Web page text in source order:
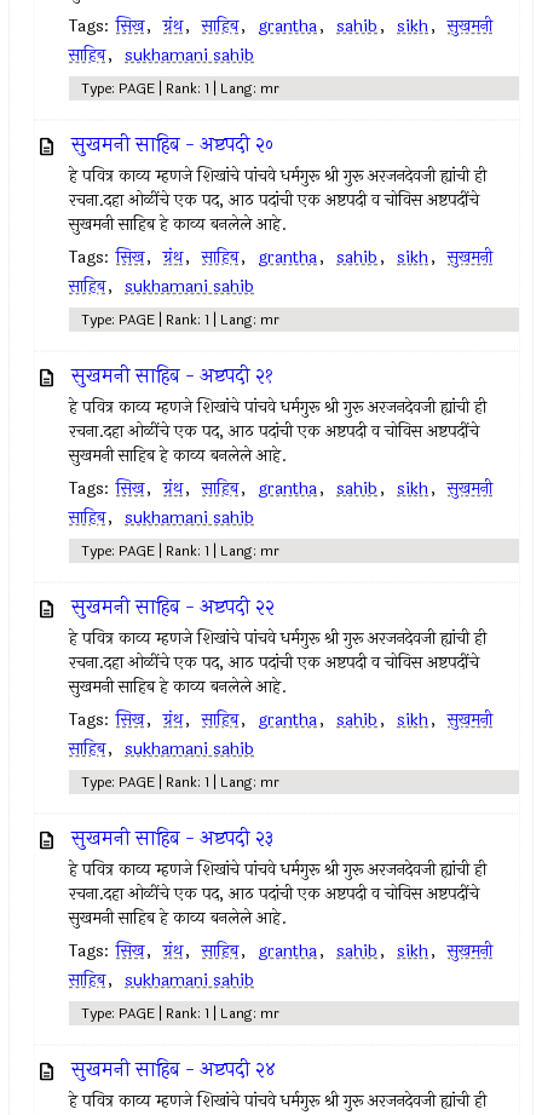
Tags: सिख, ग्रंथ, साहिब, grantha, sahib, sikh, सुखमनी
साहिब, sukhamani sahib
Type: PAGE | Rank: 1 | Lang: mr
सुखमनी साहिब - अष्टपदी २०
हे पवित्र काव्य म्हणजे शिखांचे पांचवे धर्मगुरू श्री गुरू अरजनदेवजी ह्यांची ही
रचना.दहा ओळींचे एक पद, आठ पदांची एक अष्टपदी व चोविस अष्टपदींचे
सुखमनी साहिब हे काव्य बनलेले आहे.
Tags: सिख, ग्रंथ, साहिब, grantha, sahib, sikh, सुखमनी
साहिब, sukhamani sahib
Type: PAGE | Rank: 1 | Lang: mr
सुखमनी साहिब - अष्टपदी २१
हे पवित्र काव्य म्हणजे शिखांचे पांचवे धर्मगुरू श्री गुरू अरजनदेवजी ह्यांची ही
रचना.दहा ओळींचे एक पद, आठ पदांची एक अष्टपदी व चोविस अष्टपदींचे
सुखमनी साहिब हे काव्य बनलेले आहे.
Tags: सिख, ग्रंथ, साहिब, grantha, sahib, sikh, सुखमनी
साहिब, sukhamani sahib
Type: PAGE | Rank: 1 | Lang: mr
सुखमनी साहिब - अष्टपदी २२
हे पवित्र काव्य म्हणजे शिखांचे पांचवे धर्मगुरू श्री गुरू अरजनदेवजी ह्यांची ही
रचना.दहा ओळींचे एक पद, आठ पदांची एक अष्टपदी व चोविस अष्टपदींचे
सुखमनी साहिब हे काव्य बनलेले आहे.
Tags: सिख, ग्रंथ, साहिब, grantha, sahib, sikh, सुखमनी
साहिब, sukhamani sahib
Type: PAGE | Rank: 1 | Lang: mr
सुखमनी साहिब - अष्टपदी २३
हे पवित्र काव्य म्हणजे शिखांचे पांचवे धर्मगुरू श्री गुरू अरजनदेवजी ह्यांची ही
रचना.दहा ओळींचे एक पद, आठ पदांची एक अष्टपदी व चोविस अष्टपदींचे
सुखमनी साहिब हे काव्य बनलेले आहे.
Tags: सिख, ग्रंथ, साहिब, grantha, sahib, sikh, सुखमनी
साहिब, sukhamani sahib
Type: PAGE | Rank: 1 | Lang: mr
सुखमनी साहिब - अष्टपदी २४
हे पवित्र काव्य म्हणजे शिखांचे पांचवे धर्मगुरू श्री गुरू अरजनदेवजी ह्यांची ही